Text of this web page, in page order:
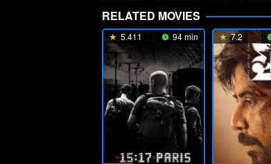
RELATED MOVIES
5.411 94 min 7.2